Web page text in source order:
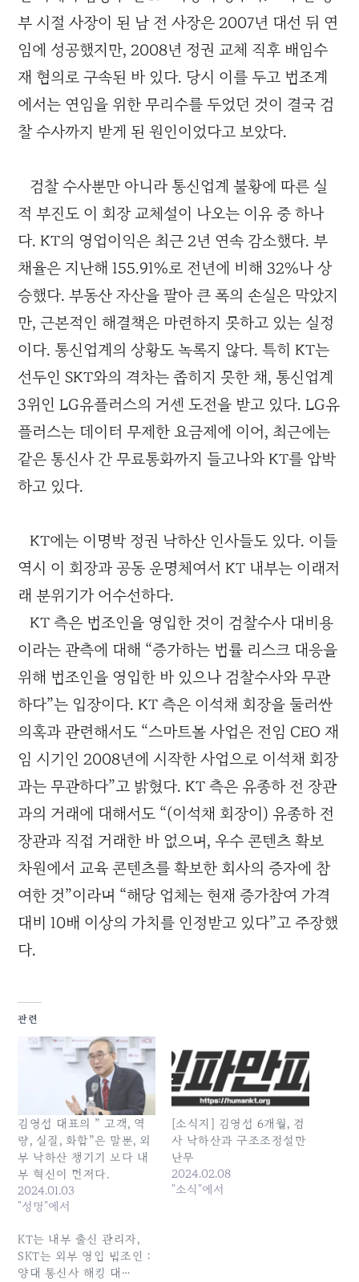
부 시절 사장이 된 남 전 사장은 2007년 대선 뒤 연
임에 성공했지만, 2008년 정권 교체 직후 배임수
재 혐의로 구속된 바 있다. 당시 이를 두고 법조계
에서는 연임을 위한 무리수를 두었던 것이 결국 검
찰 수사까지 받게 된 원인이었다고 보았다.
검찰 수사뿐만 아니라 통신업계 불황에 따른 실
적 부진도 이 회장 교체설이 나오는 이유 중 하나
다. KT의 영업이익은 최근 2년 연속 감소했다. 부
채율은 지난해 155.91%로 전년에 비해 32%나 상
승했다. 부동산 자산을 팔아 큰 폭의 손실은 막았지
만, 근본적인 해결책은 마련하지 못하고 있는 실정
이다. 통신업계의 상황도 녹록지 않다. 특히 KT는
선두인 SKT와의 격차는 좁히지 못한 채, 통신업계
3위인 LG유플러스의 거센 도전을 받고 있다. LG유
플러스는 데이터 무제한 요금제에 이어, 최근에는
같은 통신사 간 무료통화까지 들고나와 KT를 압박
하고 있다.
KT에는 이명박 정권 낙하산 인사들도 있다. 이들
역시 이 회장과 공동 운명체여서 KT 내부는 이래저
래 분위기가 어수선하다.
KT 측은 법조인을 영입한 것이 검찰수사 대비용
이라는 관측에 대해 “증가하는 법률 리스크 대응을
위해 법조인을 영입한 바 있으나 검찰수사와 무관
하다”는 입장이다. KT 측은 이석채 회장을 둘러싼
의혹과 관련해서도 “스마트몰 사업은 전임 CEO 재
임 시기인 2008년에 시작한 사업으로 이석채 회장
과는 무관하다”고 밝혔다. KT 측은 유종하 전 장관
과의 거래에 대해서도 “(이석채 회장이) 유종하 전
장관과 직접 거래한 바 없으며, 우수 콘텐츠 확보
차원에서 교육 콘텐츠를 확보한 회사의 증자에 참
여한 것”이라며 “해당 업체는 현재 증가참여 가격
대비 10배 이상의 가치를 인정받고 있다”고 주장했
다.
관련
김영섭 대표의 ” 고객, 역
량, 실질, 화합”은 말뿐, 외
부 낙하산 챙기기 보다 내
부 혁신이 먼저다.
2024.01.03
"성명"에서
[소식지] 김영섭 6개월, 검
사 낙하산과 구조조정설만
난무
2024.02.08
"소식"에서
KT는 내부 출신 관리자,
SKT는 외부 영입 법조인 :
양대 통신사 해킹 대…